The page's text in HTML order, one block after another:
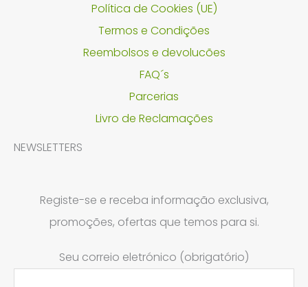
Política de Cookies (UE)
Termos e Condições
Reembolsos e devolucões
FAQ´s
Parcerias
Livro de Reclamações
NEWSLETTERS
Registe-se e receba informação exclusiva,
promoções, ofertas que temos para si.
Seu correio eletrónico (obrigatório)